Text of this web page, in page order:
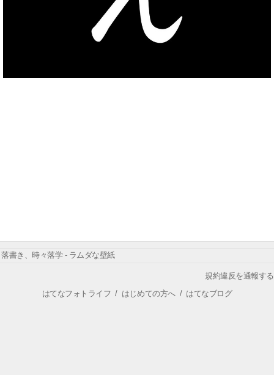
落書き、時々落学 - ラムダな壁紙
規約違反を通報する
はてなフォトライフ / はじめての方へ/ はてなブログ